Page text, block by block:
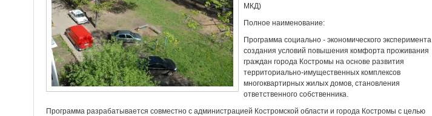
МКД)
Полное наименование:
Программа социально - экономического эксперимента
создания условий повышения комфорта проживания
граждан города Костромы на основе развития
территориально-имущественных комплексов
многоквартирных жилых домов, становления
ответственного собственника.
Программа разрабатывается совместно с администрацией Костромской области и города Костромы с целью